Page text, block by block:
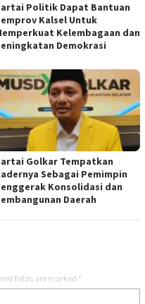
Politik Dapat Bantuan
Kalsel Untuk
Kelembagaan dan
Demokrasi
Golkar Tempatkan
Sebagai Pemimpin
Konsolidasi dan
Daerah
fields are marked *